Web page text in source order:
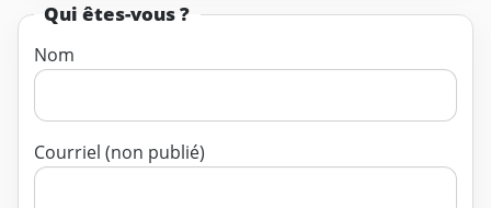
Qui êtes-vous ?
Nom
Courriel (non publié)